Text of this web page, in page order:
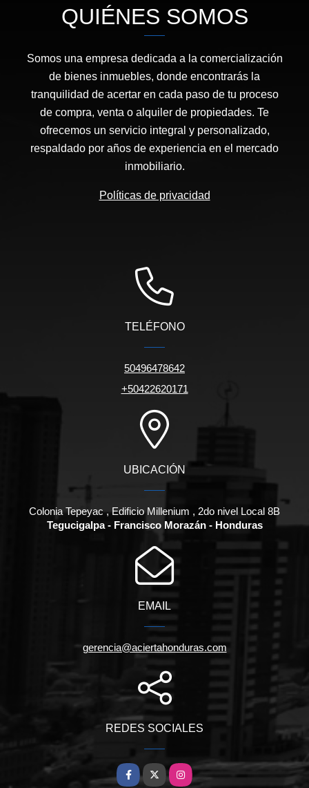
QUIÉNES SOMOS
Somos una empresa dedicada a la comercialización
de bienes inmuebles, donde encontrarás la
tranquilidad de acertar en cada paso de tu proceso
de compra, venta o alquiler de propiedades. Te
ofrecemos un servicio integral y personalizado,
respaldado por años de experiencia en el mercado
inmobiliario.
Políticas de privacidad
TELÉFONO
50496478642
+50422620171
UBICACIÓN
Colonia Tepeyac , Edificio Millenium , 2do nivel Local 8B
Tegucigalpa - Francisco Morazán - Honduras
EMAIL
gerencia@aciertahonduras.com
REDES SOCIALES
Facebook
X Instagram